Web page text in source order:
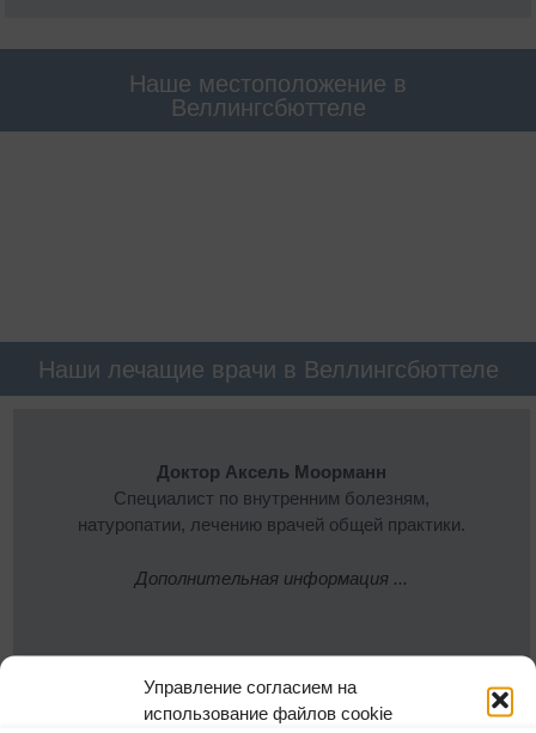
Управление согласием на
использование файлов cookie
Наше местоположение в
Веллингсбюттеле
Наши лечащие врачи в Веллингсбюттеле
Доктор Аксель Моорманн
Специалист по внутренним болезням,
натуропатии, лечению врачей общей практики.
Дополнительная информация ...